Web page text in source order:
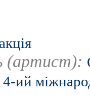
(артист):
ий